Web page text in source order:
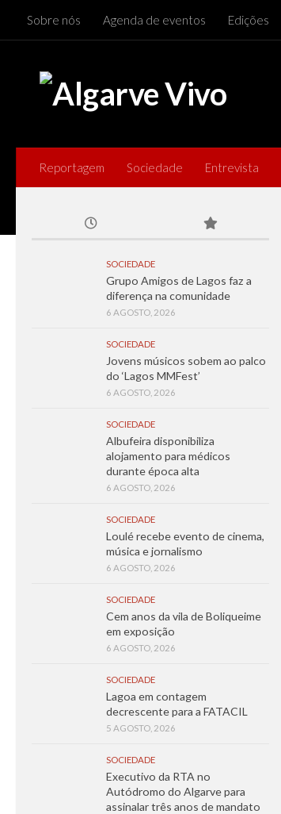
Skip to content
Sobre nós Agenda de eventos Edições
Reportagem Sociedade Entrevista
SOCIEDADE
Grupo Amigos de Lagos faz a
diferença na comunidade
6 AGOSTO, 2026
SOCIEDADE
Jovens músicos sobem ao palco
do ‘Lagos MMFest’
6 AGOSTO, 2026
SOCIEDADE
Albufeira disponibiliza
alojamento para médicos
durante época alta
6 AGOSTO, 2026
SOCIEDADE
Loulé recebe evento de cinema,
música e jornalismo
6 AGOSTO, 2026
SOCIEDADE
Cem anos da vila de Boliqueime
em exposição
6 AGOSTO, 2026
SOCIEDADE
Lagoa em contagem
decrescente para a FATACIL
5 AGOSTO, 2026
SOCIEDADE
Executivo da RTA no
Autódromo do Algarve para
assinalar três anos de mandato